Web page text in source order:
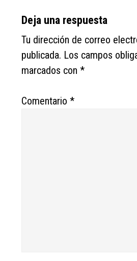
Reader
Interactions
Deja una respuesta
Tu dirección de correo
publicada. Los campos
marcados con*
Comentario*